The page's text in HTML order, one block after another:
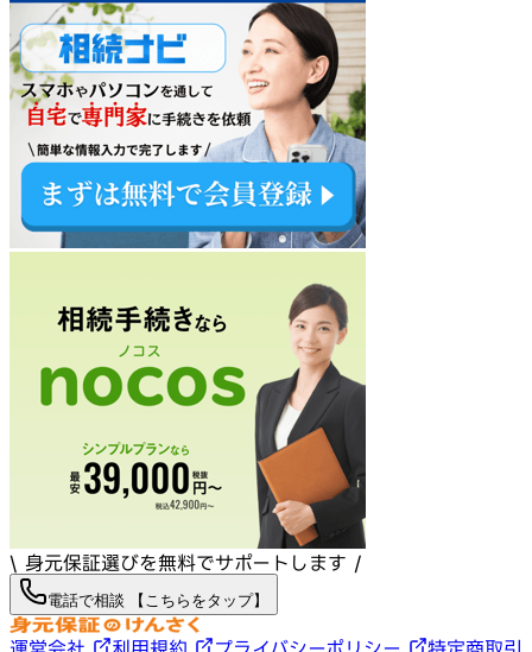
\ 身元保証選びを無料でサポートします /
電話で相談 【こちらをタップ】